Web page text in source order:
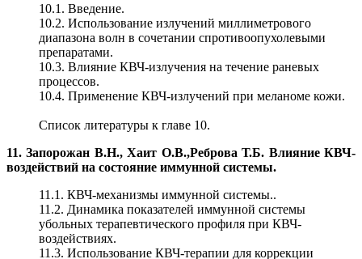
10.1. Введение.
10.2. Использование излучений миллиметрового
диапазона волн в сочетании спротивоопухолевыми
препаратами.
10.3. Влияние КВЧ-излучения на течение раневых
процессов.
10.4. Применение КВЧ-излучений при меланоме кожи.
Список литературы к главе 10.
11. Запорожан В.Н., Хаит О.В.,Реброва Т.Б. Влияние КВЧ-
воздействий на состояние иммунной системы.
11.1. КВЧ-механизмы иммунной системы..
11.2. Динамика показателей иммунной системы
убольных терапевтического профиля при КВЧ-
воздействиях.
11.3. Использование КВЧ-терапии для коррекции